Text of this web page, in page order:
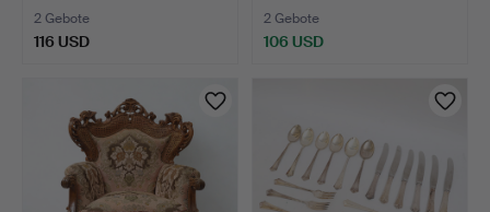
2 Gebote
116 USD
2 Gebote
106 USD